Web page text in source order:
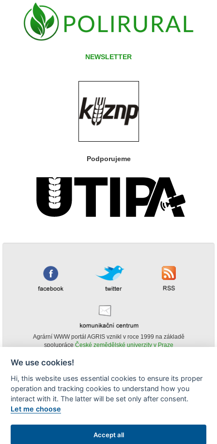
NEWSLETTER
Podporujeme
Agrární WWW portál AGRIS vznikl v roce 1999 na základě
spolupráce České zemědělské univerzity v Praze
obsahu agrárního WWW portálu AGRIS je možné
(pokud není uvedeno jinak) pouze za podmínky uvedení zdroje v podobě
www.agris.cz a data publikace v AGRISu.
We use cookies!
Hi, this website uses essential cookies to ensure its proper
operation and tracking cookies to understand how you
interact with it. The latter will be set only after consent.
Let me choose
Accept all